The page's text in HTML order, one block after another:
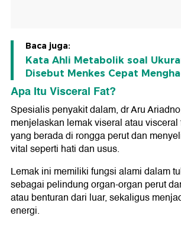
Baca juga:
Kata Ahli Metabolik soal
Disebut Menkes Cepat
Apa Itu Visceral Fat?
Spesialis penyakit dalam, dr Aru
menjelaskan lemak viseral atau
yang berada di rongga perut dan
vital seperti hati dan usus.
Lemak ini memiliki fungsi alami dalam
sebagai pelindung organ-organ perut
atau benturan dari luar, sekaligus
energi.